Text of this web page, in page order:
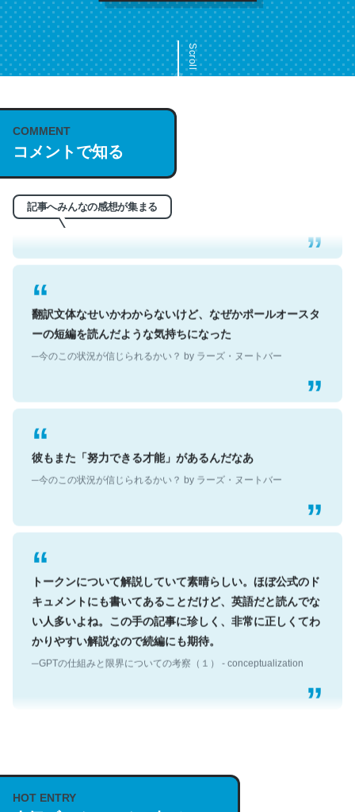
Scroll
COMMENT
コメントで知る
記事へみんなの感想が集まる
これは名文。彼はとてもクレバーなんだろうなと凄く思
う。英語少しでも読める人は原文もお勧め。自分はこの流
─今のこの状況が信じられるかい？ by ラーズ・ヌートバー
翻訳文体なせいかわからないけど、なぜかポールオースタ
ーの短編を読んだような気持ちになった
─今のこの状況が信じられるかい？ by ラーズ・ヌートバー
彼もまた「努力できる才能」があるんだなあ
─今のこの状況が信じられるかい？ by ラーズ・ヌートバー
トークンについて解説していて素晴らしい。ほぼ公式のド
キュメントにも書いてあることだけど、英語だと読んでな
い人多いよね。この手の記事に珍しく、非常に正しくてわ
かりやすい解説なので続編にも期待。
─GPTの仕組みと限界についての考察（１） - conceptualization
説してる記事が少ないので貴重な良記事。/続編来た
https://isobe324649.hatenablog.com/entry/2023/03/27
HOT ENTRY